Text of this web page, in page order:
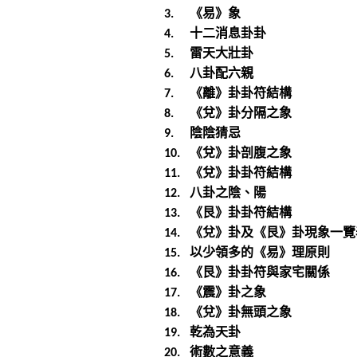
3. 《易》象
4. 十二消息卦卦
5. 雷天大壯卦
6. 八卦配六親
7. 《離》卦卦符結構
8. 《兌》卦分隔之象
9. 陰陰猜忌
10. 《兌》卦剖腹之象
11. 《兌》卦卦符結構
12. 八卦之陰、陽
13. 《艮》卦卦符結構
14. 《兌》卦及《艮》卦現象一
15. 以少領多的《易》理原則
16. 《艮》卦卦符與家宅關係
17. 《震》卦之象
18. 《兌》卦無頭之象
19. 乾為天卦
20. 術數之意義